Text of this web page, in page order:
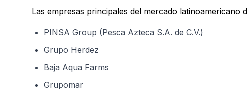
Las empresas principales del mercado latinoamericano
PINSA Group (Pesca Azteca S.A. de C.V.)
Grupo Herdez
Baja Aqua Farms
Grupomar